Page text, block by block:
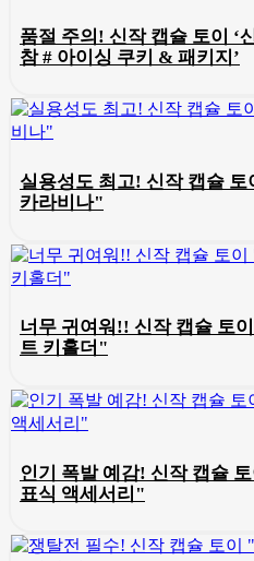
품절 주의! 신작 캡슐 토이 ‘
참 # 아이싱 쿠키 & 패키지’
실용성도 최고! 신작 캡슐
카라비나"
너무 귀여워!! 신작 캡슐 토
트 키홀더"
인기 폭발 예감! 신작 캡슐
표식 액세서리"